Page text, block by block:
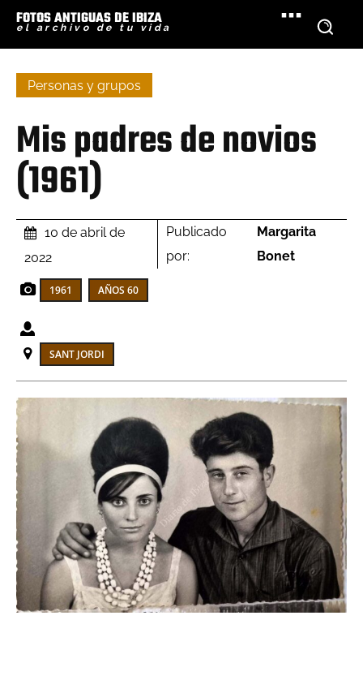
FOTOS ANTIGUAS DE IBIZA
el archivo de tu vida
Personas y grupos
Mis padres de novios
(1961)
10 de abril de
2022
Publicado
por:
Margarita
Bonet
1961 AÑOS 60
SANT JORDI